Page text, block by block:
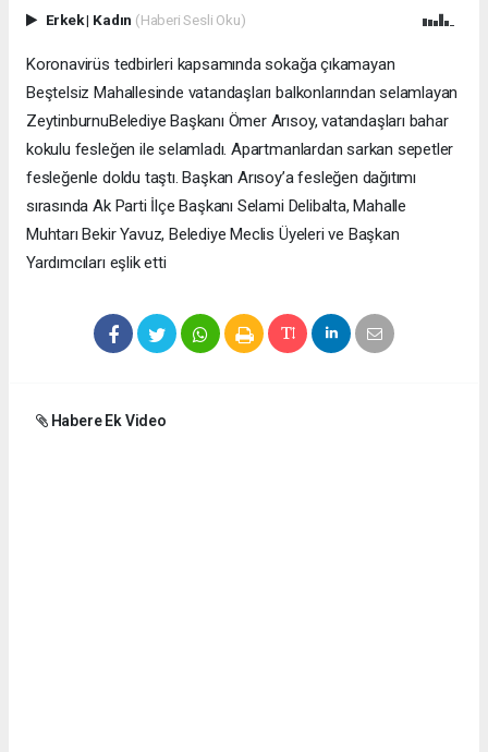
Erkek| Kadın (Haberi Sesli Oku)
Koronavirüs tedbirleri kapsamında sokağa çıkamayan
Beştelsiz Mahallesinde vatandaşları balkonlarından selamlayan
ZeytinburnuBelediye Başkanı Ömer Arısoy, vatandaşları bahar
kokulu fesleğen ile selamladı. Apartmanlardan sarkan sepetler
fesleğenle doldu taştı. Başkan Arısoy’a fesleğen dağıtımı
sırasında Ak Parti İlçe Başkanı Selami Delibalta, Mahalle
Muhtarı Bekir Yavuz, Belediye Meclis Üyeleri ve Başkan
Yardımcıları eşlik etti
Habere Ek Video